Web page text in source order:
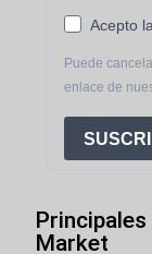
Acepto
Puede
enlace de
Market